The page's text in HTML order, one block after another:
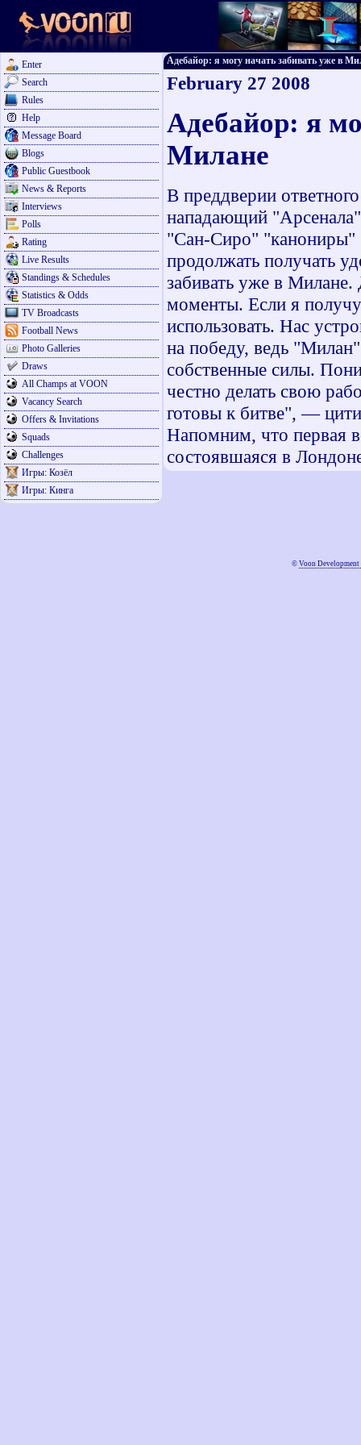
Enter
Search
Rules
Help
Message Board
Blogs
Public Guestbook
News & Reports
Interviews
Polls
Rating
Live Results
Standings & Schedules
Statistics & Odds
TV Broadcasts
Football News
Photo Galleries
Draws
All Champs at VOON
Vacancy Search
Offers & Invitations
Squads
Challenges
Игры: Козёл
Игры: Кинга
Адебайор: я могу начать забивать уже в
February 27 2008
Адебайор: я
Милане
В преддверии
нападающий
"Сан-Сиро" "канониры"
продолжать получать
забивать уже в
моменты. Если я
использовать. Нас
на победу, ведь
собственные силы.
честно делать свою
готовы к битве", —
Напомним, что первая
состоявшаяся в
© Voon Development